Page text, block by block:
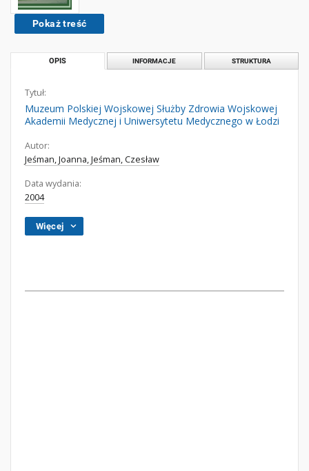
Pokaż treść
OPIS INFORMACJE STRUKTURA
Tytuł:
Muzeum Polskiej Wojskowej Służby Zdrowia Wojskowej
Akademii Medycznej i Uniwersytetu Medycznego w Łodzi
Autor:
Jeśman, Joanna, Jeśman, Czesław
Data wydania:
2004
Więcej